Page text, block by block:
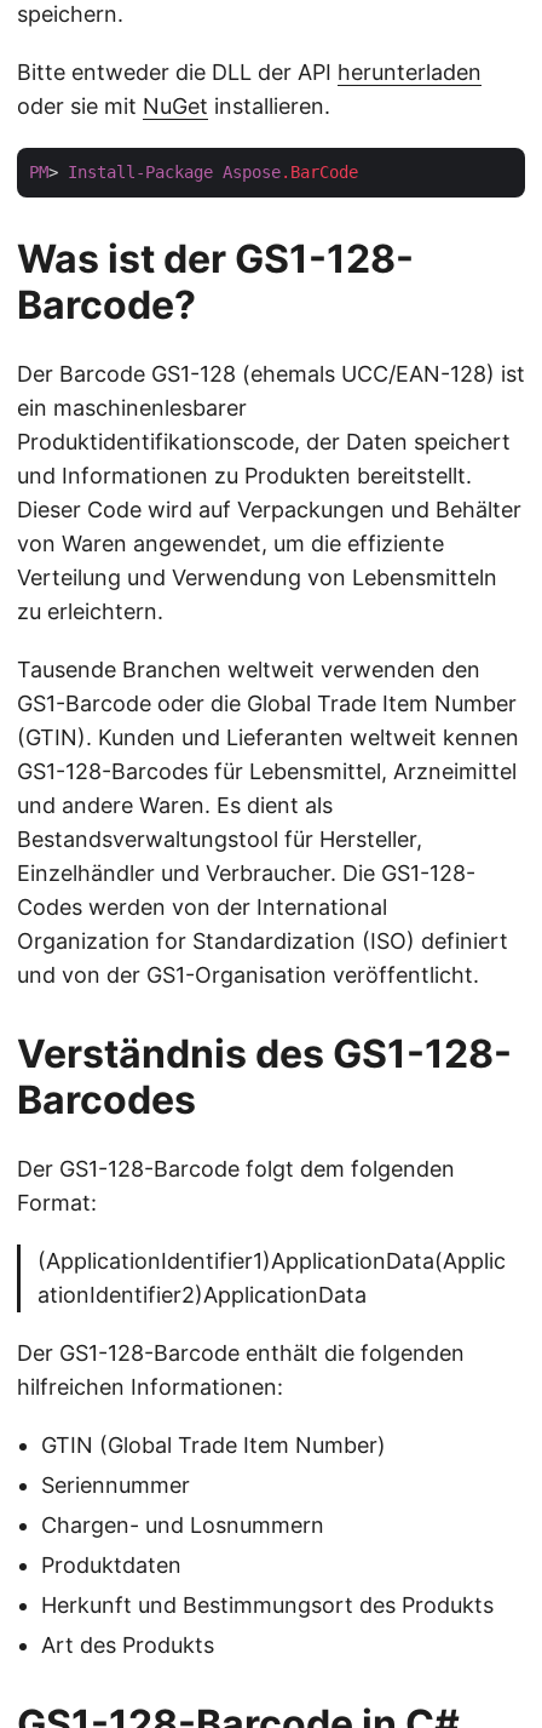
speichern.
Bitte entweder die DLL der API herunterladen
oder sie mit NuGet installieren.
PM> Install-Package Aspose.BarCode
Was ist der GS1-128-
Barcode?
Der Barcode GS1-128 (ehemals UCC/EAN-128) ist
ein maschinenlesbarer
Produktidentifikationscode, der Daten speichert
und Informationen zu Produkten bereitstellt.
Dieser Code wird auf Verpackungen und Behälter
von Waren angewendet, um die effiziente
Verteilung und Verwendung von Lebensmitteln
zu erleichtern.
Tausende Branchen weltweit verwenden den
GS1-Barcode oder die Global Trade Item Number
(GTIN). Kunden und Lieferanten weltweit kennen
GS1-128-Barcodes für Lebensmittel, Arzneimittel
und andere Waren. Es dient als
Bestandsverwaltungstool für Hersteller,
Einzelhändler und Verbraucher. Die GS1-128-
Codes werden von der International
Organization for Standardization (ISO) definiert
und von der GS1-Organisation veröffentlicht.
Verständnis des GS1-128-
Barcodes
Der GS1-128-Barcode folgt dem folgenden
Format:
(ApplicationIdentifier1)ApplicationData(Applic
ationIdentifier2)ApplicationData
Der GS1-128-Barcode enthält die folgenden
hilfreichen Informationen:
GTIN (Global Trade Item Number)
Seriennummer
Chargen- und Losnummern
Produktdaten
Herkunft und Bestimmungsort des Produkts
Art des Produkts